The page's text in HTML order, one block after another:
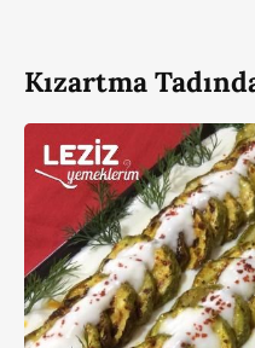
Kızartma